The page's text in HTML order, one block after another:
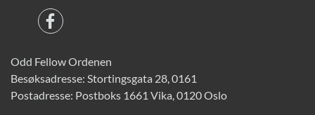
Odd Fellow Ordenen
Besøksadresse: Stortingsgata 28, 0161
Postadresse: Postboks 1661 Vika, 0120 Oslo